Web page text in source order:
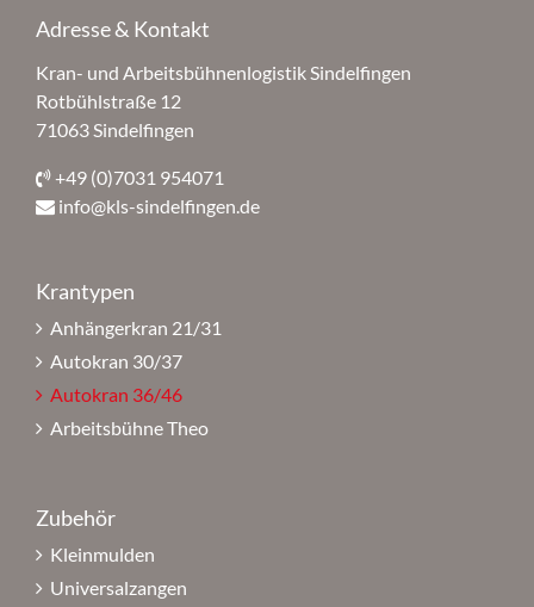
Adresse & Kontakt
Kran- und Arbeitsbühnenlogistik Sindelfingen
Rotbühlstraße 12
71063 Sindelfingen
+49 (0)7031 954071
info@kls-sindelfingen.de
Krantypen
Anhängerkran 21/31
Autokran 30/37
Autokran 36/46
Arbeitsbühne Theo
Zubehör
Kleinmulden
Universalzangen